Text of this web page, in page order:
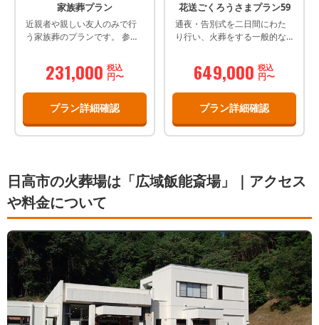
家族葬プラン
近親者や親しい友人のみで行
う家族葬のプランです。 参列
し、スケジュールの中でもお
別れの時間を長くとっていま
231,000 税込
円〜
プラン詳細確認
花送ごくろうさまプラン59
通夜・告別式を二日間にわた
り行い、火葬をする一般的な
649,000 税込
円〜
プラン詳細確認
日高市の火葬場は「広域飯能斎場」｜アクセス
や料金について